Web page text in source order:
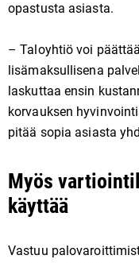
opastusta asiasta.
– Taloyhtiö voi
lisämaksullisena
laskuttaa ensin
korvauksen
pitää sopia asiasta
Myös
käyttää
Vastuu